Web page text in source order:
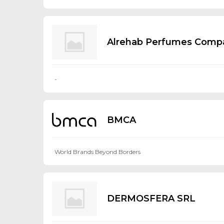
Alrehab Perfumes
-
BMCA
World Brands Beyond Borders
DERMOSFERA SRL